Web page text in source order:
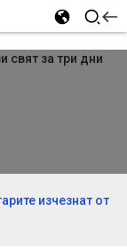
изчезнат от